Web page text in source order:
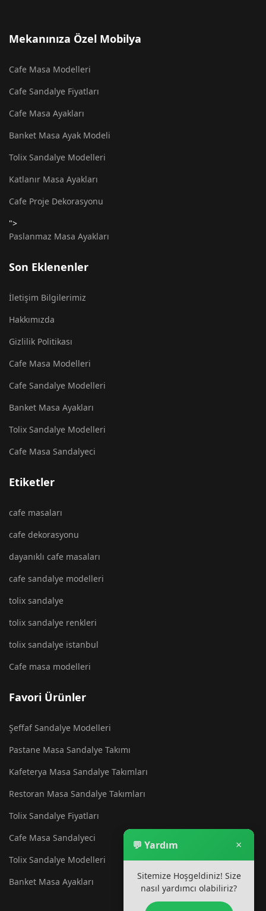
Mekanınıza Özel Mobilya
Cafe Masa Modelleri
Cafe Sandalye Fiyatları
Cafe Masa Ayakları
Banket Masa Ayak Modeli
Tolix Sandalye Modelleri
Katlanır Masa Ayakları
Cafe Proje Dekorasyonu
">
Paslanmaz Masa Ayakları
Son Eklenenler
İletişim Bilgilerimiz
Hakkımızda
Gizlilik Politikası
Cafe Masa Modelleri
Cafe Sandalye Modelleri
Banket Masa Ayakları
Tolix Sandalye Modelleri
Cafe Masa Sandalyeci
Etiketler
cafe masaları
cafe dekorasyonu
dayanıklı cafe masaları
cafe sandalye modelleri
tolix sandalye
tolix sandalye renkleri
tolix sandalye istanbul
Cafe masa modelleri
Favori Ürünler
Şeffaf Sandalye Modelleri
Pastane Masa Sandalye Takımı
Kafeterya Masa Sandalye Takımları
Restoran Masa Sandalye Takımları
Tolix Sandalye Fiyatları
Cafe Masa Sandalyeci
Tolix Sandalye Modelleri
Banket Masa Ayakları
💬 Yardım ×
Sitemize Hoşgeldiniz! Size
nasıl yardımcı olabiliriz?